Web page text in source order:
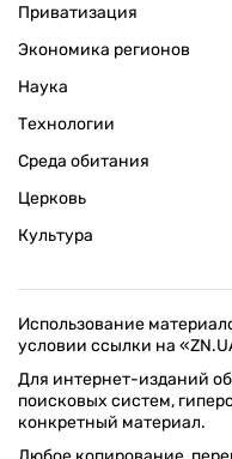
Приватизация
Экономика регионов
Наука
Технологии
Среда обитания
Церковь
Культура
Использование
условии ссылки на
Для интернет-изданий
поисковых систем,
конкретный материал.